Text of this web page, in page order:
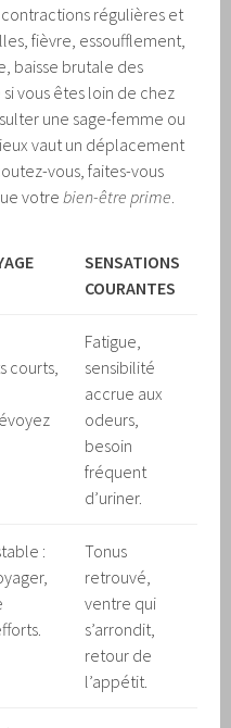
régulières et
fièvre, essoufflement,
baisse brutale des
vous êtes loin de chez
une sage-femme ou
vaut un déplacement
vous, faites-vous
votrebien-être prime.
SENSATIONS
COURANTES
courts,
Fatigue,
sensibilité
accrue aux
odeurs,
besoin
fréquent
d’uriner.
:
Tonus
retrouvé,
ventre qui
s’arrondit,
retour de
l’appétit.